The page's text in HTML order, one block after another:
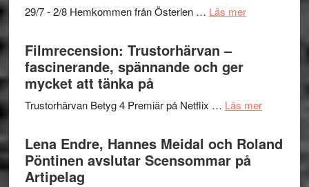
en
hjärtevarm
29/7 - 2/8 Hemkommen från Österlen … Läs merom
–
Delvis
bortom
Filmrecension: Trustorhärvan –
fascinerande, spännande och ger
mycket att tänka på
Trustorhärvan Betyg 4 Premiär på Netflix … Läs merom
–
Lena Endre, Hannes Meidal och Roland
Pöntinen avslutar Scensommar på
Artipelag